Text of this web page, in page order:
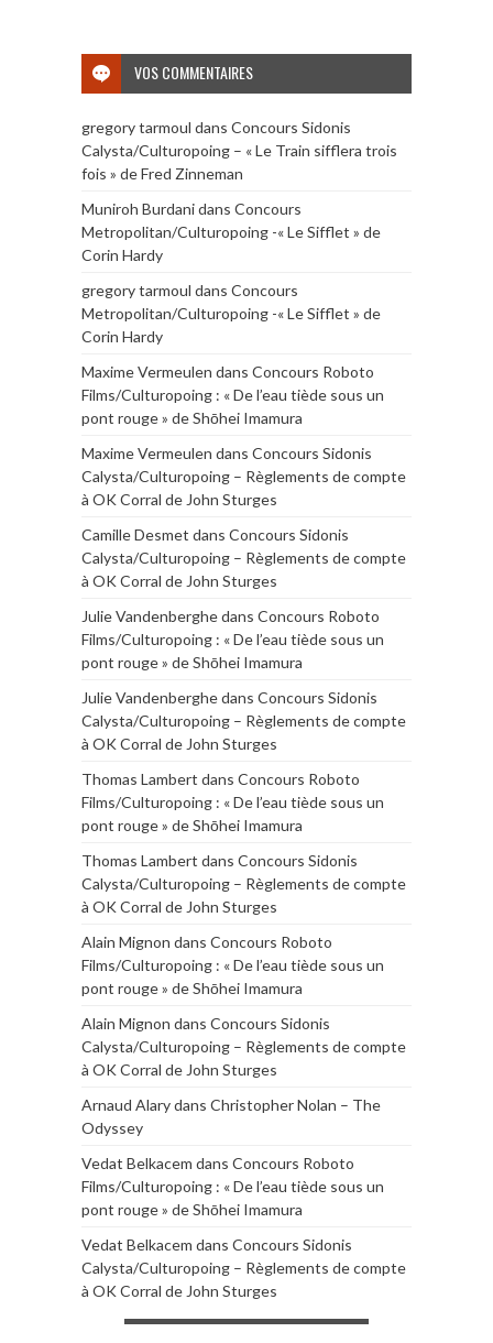
VOS COMMENTAIRES
gregory tarmoul dans Concours Sidonis
Calysta/Culturopoing – « Le Train sifflera trois
fois » de Fred Zinneman
Muniroh Burdanidans Concours
Metropolitan/Culturopoing -« Le Sifflet » de
Corin Hardy
gregory tarmoul dans Concours
Metropolitan/Culturopoing -« Le Sifflet » de
Corin Hardy
Maxime Vermeulen dans Concours Roboto
Films/Culturopoing : « De l’eau tiède sous un
pont rouge » de Shōhei Imamura
Maxime Vermeulen dans Concours Sidonis
Calysta/Culturopoing – Règlements de compte
à OK Corral de John Sturges
Camille Desmet dans Concours Sidonis
Calysta/Culturopoing – Règlements de compte
à OK Corral de John Sturges
Julie Vandenberghedans Concours Roboto
Films/Culturopoing : « De l’eau tiède sous un
pont rouge » de Shōhei Imamura
Julie Vandenberghedans Concours Sidonis
Calysta/Culturopoing – Règlements de compte
à OK Corral de John Sturges
Thomas Lambert dans Concours Roboto
Films/Culturopoing : « De l’eau tiède sous un
pont rouge » de Shōhei Imamura
Thomas Lambert dans Concours Sidonis
Calysta/Culturopoing – Règlements de compte
à OK Corral de John Sturges
Alain Mignon dans Concours Roboto
Films/Culturopoing : « De l’eau tiède sous un
pont rouge » de Shōhei Imamura
Alain Mignon dans Concours Sidonis
Calysta/Culturopoing – Règlements de compte
à OK Corral de John Sturges
Arnaud Alarydans Christopher Nolan – The
Odyssey
Vedat Belkacem dans Concours Roboto
Films/Culturopoing : « De l’eau tiède sous un
pont rouge » de Shōhei Imamura
Vedat Belkacem dans Concours Sidonis
Calysta/Culturopoing – Règlements de compte
à OK Corral de John Sturges